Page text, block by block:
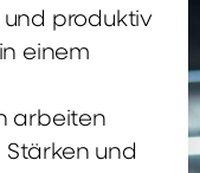
und produktiv
einem
arbeiten
und